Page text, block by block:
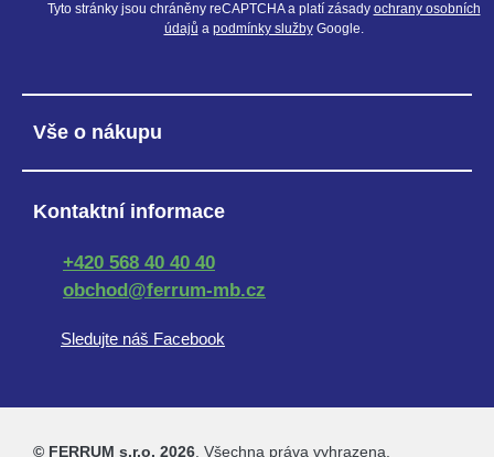
Tyto stránky jsou chráněny reCAPTCHA a platí zásady ochrany osobních
údajů a podmínky službyGoogle.
Vše o nákupu
Kontaktní informace
+420 568 40 40 40
obchod@ferrum-mb.cz
Sledujte náš Facebook
© FERRUM s.r.o. 2026. Všechna práva vyhrazena.